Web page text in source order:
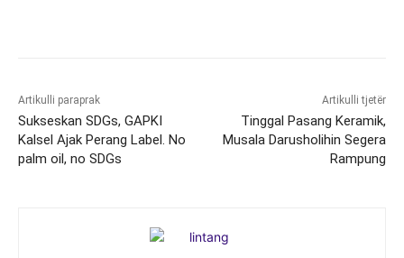
Artikulli paraprak
Sukseskan SDGs, GAPKI
Kalsel Ajak Perang Label. No
palm oil, no SDGs
Artikulli tjetër
Tinggal Pasang Keramik,
Musala Darusholihin Segera
Rampung